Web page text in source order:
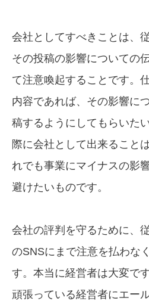
会社としてすべきことは、
その投稿の影響についての
て注意喚起することです。
内容であれば、その影響に
稿するようにしてもらいた
際に会社として出来ること
れでも事業にマイナスの影
避けたいものです。
会社の評判を守るために、
のSNSにまで注意を払わな
す。本当に経営者は大変で
頑張っている経営者にエー